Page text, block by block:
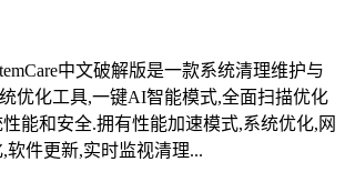
中文破解版是一款系统清理维护与
优化工具,一键AI智能模式,全面扫描优化
能和安全.拥有性能加速模式,系统优化,网
软件更新,实时监视清理...